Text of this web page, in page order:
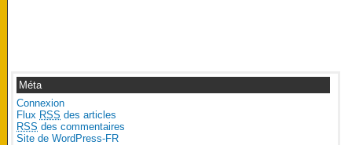
Méta
Connexion
Flux RSS des articles
RSS des commentaires
Site de WordPress-FR